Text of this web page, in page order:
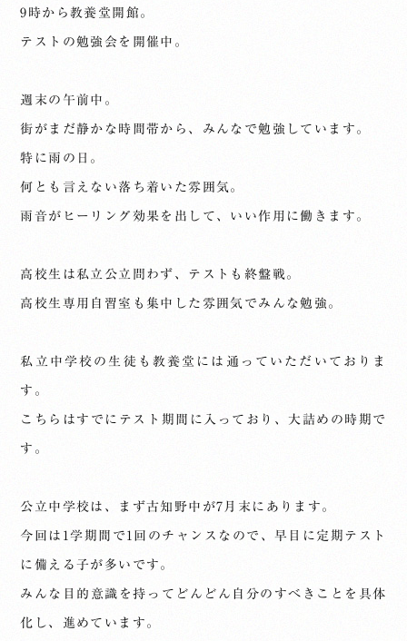
9時から教養堂開館。
テストの勉強会を開催中。
週末の午前中。
街がまだ静かな時間帯から、みんなで勉強しています。
特に雨の日。
何とも言えない落ち着いた雰囲気。
雨音がヒーリング効果を出して、いい作用に働きます。
高校生は私立公立問わず、テストも終盤戦。
高校生専用自習室も集中した雰囲気でみんな勉強。
私立中学校の生徒も教養堂には通っていただいておりま
す。
こちらはすでにテスト期間に入っており、大詰めの時期で
す。
公立中学校は、まず古知野中が7月末にあります。
今回は1学期間で1回のチャンスなので、早目に定期テスト
に備える子が多いです。
みんな目的意識を持ってどんどん自分のすべきことを具体
化し、進めています。